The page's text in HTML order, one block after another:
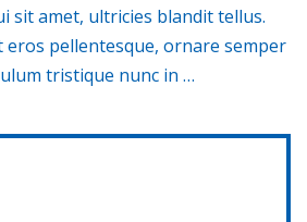
sit amet, ultricies blandit tellus.
eros pellentesque, ornare semper
tristique nunc in …